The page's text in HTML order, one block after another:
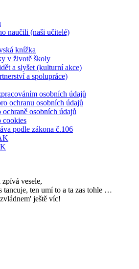
naučili (naši učitelé)
knížka
v životě školy
a slyšet (kulturní akce)
a spolupráce)
osobních údajů
ochranu osobních údajů
ochraně osobních údajů
cookies
podle zákona č.106
vesele,
tancuje, ten umí to a ta zas tohle …
ještě víc!